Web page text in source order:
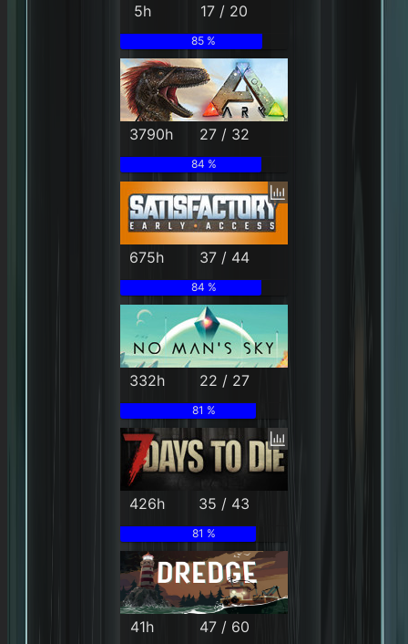
5h 17 / 20
85 %
3790h 27 / 32
84 %
675h 37 / 44
84 %
332h 22 / 27
81 %
426h 35 / 43
81 %
41h 47 / 60